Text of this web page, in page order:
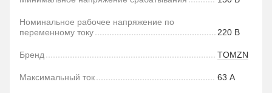
Номинальное рабочее напряжение по
переменному току
220 В
Бренд TOMZN
Максимальный ток 63 А